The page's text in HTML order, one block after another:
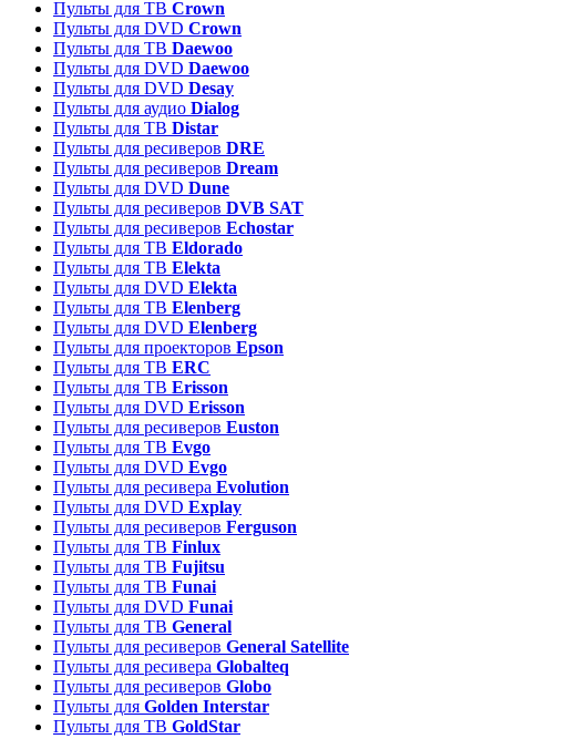
Пульты для ТВ Crown
Пульты для DVD Crown
Пульты для ТВ Daewoo
Пульты для DVD Daewoo
Пульты для DVD Desay
Пульты для аудио Dialog
Пульты для ТВ Distar
Пульты для ресиверов DRE
Пульты для ресиверов Dream
Пульты для DVD Dune
Пульты для ресиверов DVB SAT
Пульты для ресиверов Echostar
Пульты для ТВ Eldorado
Пульты для ТВ Elekta
Пульты для DVD Elekta
Пульты для ТВ Elenberg
Пульты для DVD Elenberg
Пульты для проекторов Epson
Пульты для ТВ ERC
Пульты для ТВ Erisson
Пульты для DVD Erisson
Пульты для ресиверов Euston
Пульты для ТВ Evgo
Пульты для DVD Evgo
Пульты для ресивера Evolution
Пульты для DVD Explay
Пульты для ресиверов Ferguson
Пульты для ТВ Finlux
Пульты для ТВ Fujitsu
Пульты для ТВ Funai
Пульты для DVD Funai
Пульты для ТВ General
Пульты для ресиверов General Satellite
Пульты для ресивера Globalteq
Пульты для ресиверов Globo
Пульты для Golden Interstar
Пульты для ТВ GoldStar